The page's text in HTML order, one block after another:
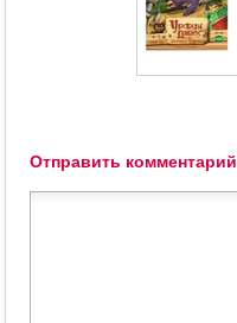
Отправить комментарий